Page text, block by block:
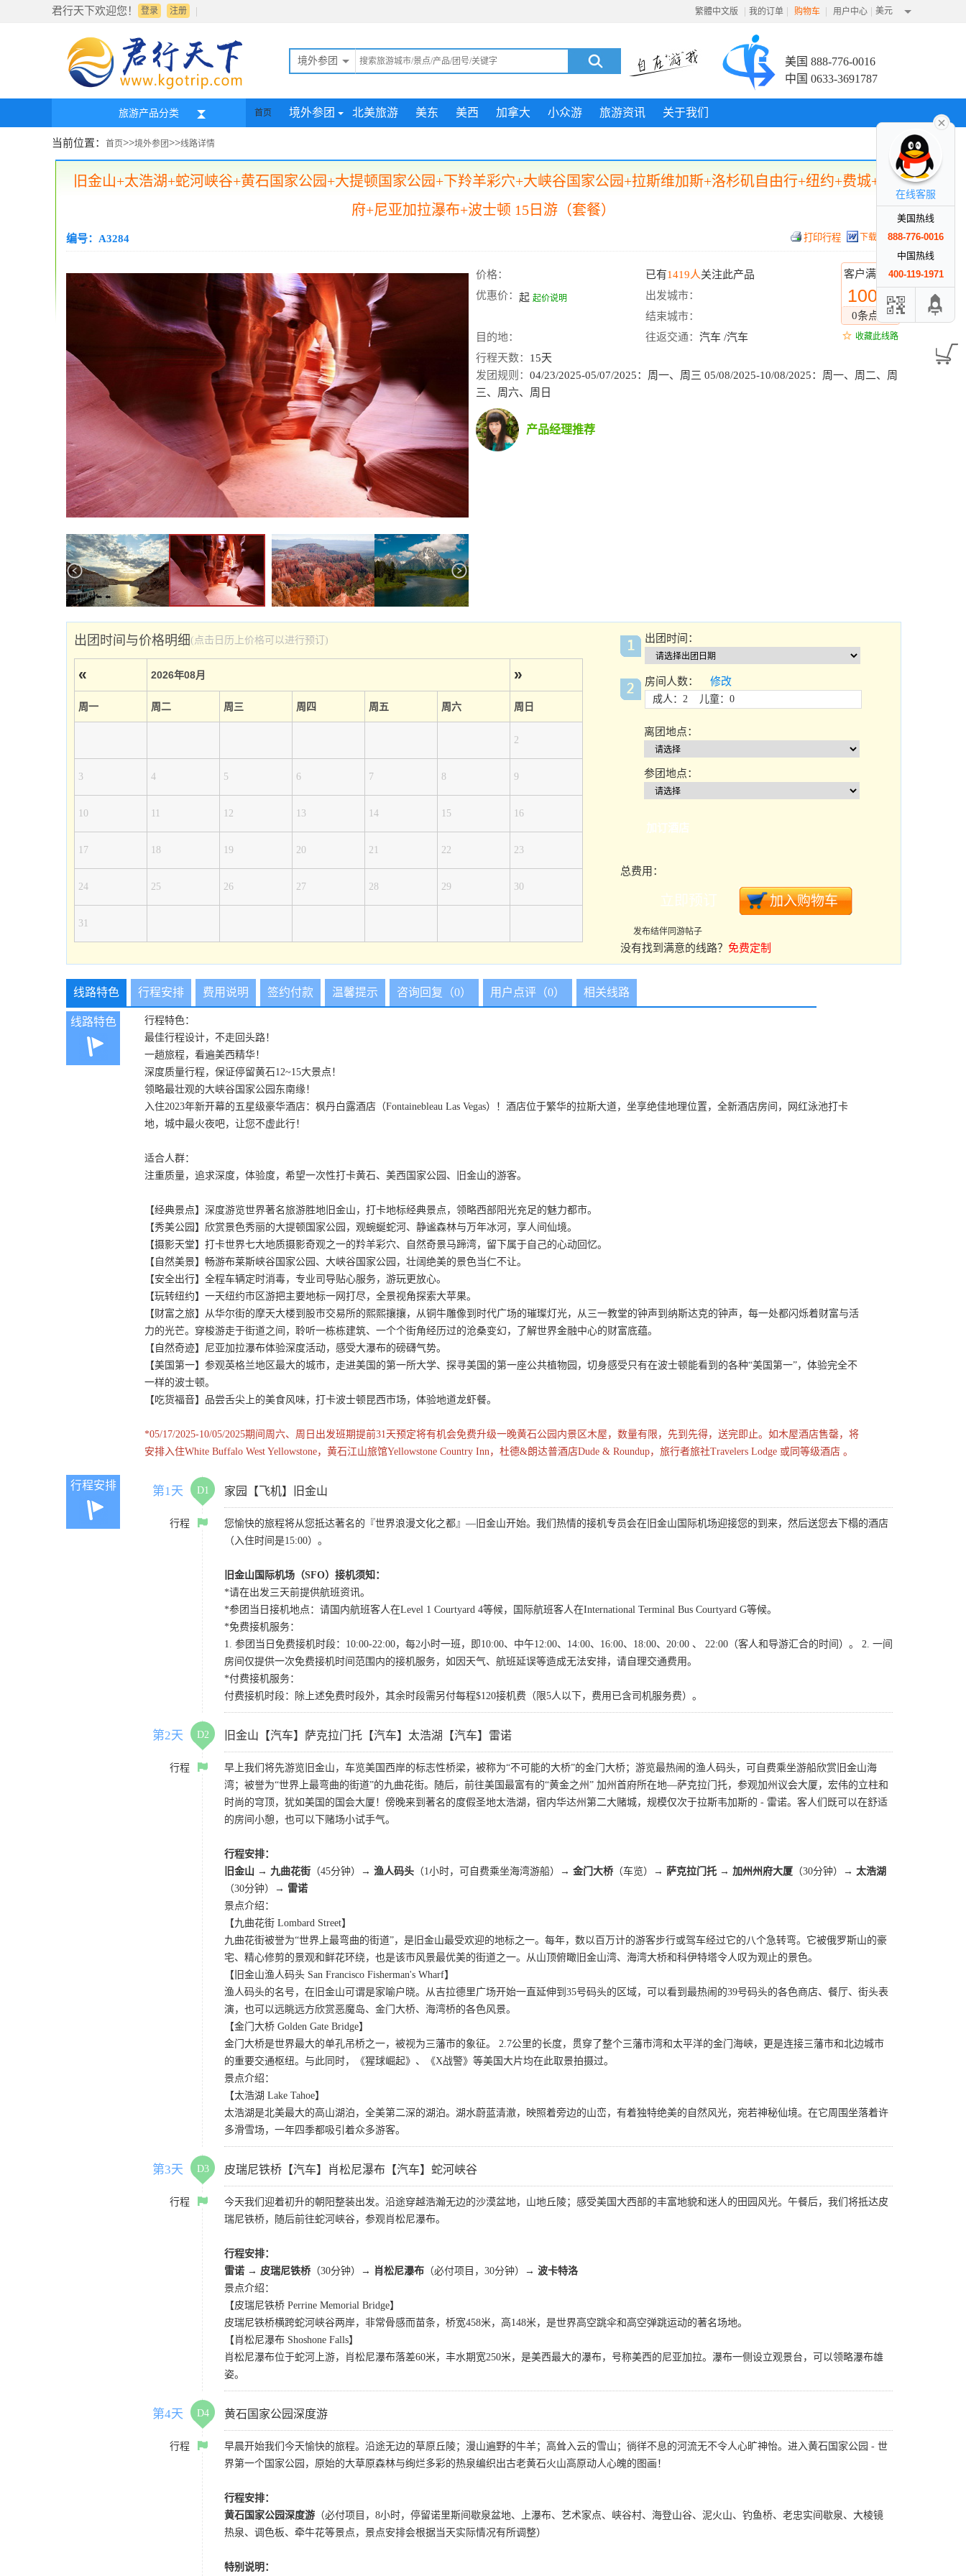
君行天下欢迎您！ 登录 |
注册 繁體中文版 | 我的订单 | 购物车 | 用户中心 | 美元
境外参团
美国 888-776-0016
中国 0633-3691787
旅游产品分类 首页 境外参团 北美旅游 美东 美西 加拿大 小众游 旅游资讯 关于我们
当前位置： 首页>>境外参团>>线路详情
旧金山+太浩湖+蛇河峡谷+黄石国家公园+大提顿国家公园+下羚羊彩穴+大峡谷国家公园+拉斯维加斯+洛杉矶自由行+纽约+费城+华
府+尼亚加拉瀑布+波士顿 15日游（套餐）
编号：A3284 下载行程
客户满意度
100%
0条点评
收藏此线路
价格： 已有1419人关注此产品
优惠价： 起 起价说明
出发城市：
结束城市：
目的地：
往返交通： 汽车 /汽车
行程天数： 15天
发团规则： 04/23/2025-05/07/2025：周一、周三 05/08/2025-10/08/2025：周一、周二、周
三、周六、周日
产品经理推荐
出团时间与价格明细(点击日历上价格可以进行预订)
« 2026年08月 »
周一 周二 周三 周四 周五 周六 周日
2
3 4 5 6 7 8 9
10 11 12 13 14 15 16
17 18 19 20 21 22 23
24 25 26 27 28 29 30
31
出团时间：
房间人数： 修改
成人：2 儿童：0
离团地点：
参团地点：
加订酒店
总费用：
发布结伴同游帖子
没有找到满意的线路？ 免费定制
线路特色 行程安排 费用说明 签约付款 温馨提示 咨询回复（0） 用户点评（0） 相关线路
线路特色
行程特色：
最佳行程设计，不走回头路！
一趟旅程，看遍美西精华！
深度质量行程，保证停留黄石12~15大景点！
领略最壮观的大峡谷国家公园东南缘！
入住2023年新开幕的五星级豪华酒店：枫丹白露酒店（Fontainebleau Las Vegas）！酒店位于繁华的拉斯大道，坐享绝佳地理位置，全新酒店房间，网红泳池打卡
地，城中最火夜吧，让您不虚此行！
适合人群：
注重质量，追求深度，体验度，希望一次性打卡黄石、美西国家公园、旧金山的游客。
【经典景点】深度游览世界著名旅游胜地旧金山，打卡地标经典景点，领略西部阳光充足的魅力都市。
【秀美公园】欣赏景色秀丽的大提顿国家公园，观蜿蜒蛇河、静谧森林与万年冰河，享人间仙境。
【摄影天堂】打卡世界七大地质摄影奇观之一的羚羊彩穴、自然奇景马蹄湾，留下属于自己的心动回忆。
【自然美景】畅游布莱斯峡谷国家公园、大峡谷国家公园，壮阔绝美的景色当仁不让。
【安全出行】全程车辆定时消毒，专业司导贴心服务，游玩更放心。
【玩转纽约】一天纽约市区游把主要地标一网打尽，全景视角探索大苹果。
【财富之旅】从华尔街的摩天大楼到股市交易所的熙熙攘攘，从铜牛雕像到时代广场的璀璨灯光，从三一教堂的钟声到纳斯达克的钟声，每一处都闪烁着财富与活
力的光芒。穿梭游走于街道之间，聆听一栋栋建筑、一个个街角经历过的沧桑变幻，了解世界金融中心的财富底蕴。
【自然奇迹】尼亚加拉瀑布体验深度活动，感受大瀑布的磅礴气势。
【美国第一】参观英格兰地区最大的城市，走进美国的第一所大学、探寻美国的第一座公共植物园，切身感受只有在波士顿能看到的各种“美国第一”，体验完全不
一样的波士顿。
【吃货福音】品尝舌尖上的美食风味，打卡波士顿昆西市场，体验地道龙虾餐。
*05/17/2025-10/05/2025期间周六、周日出发班期提前31天预定将有机会免费升级一晚黄石公园内景区木屋，数量有限，先到先得，送完即止。如木屋酒店售罄，将
安排入住White Buffalo West Yellowstone，黄石江山旅馆Yellowstone Country Inn，杜德&朗达普酒店Dude & Roundup，旅行者旅社Travelers Lodge 或同等级酒店 。
行程安排 第1天 D1 家园【飞机】旧金山
行程
您愉快的旅程将从您抵达著名的『世界浪漫文化之都』—旧金山开始。我们热情的接机专员会在旧金山国际机场迎接您的到来，然后送您去下榻的酒店
（入住时间是15:00）。
旧金山国际机场（SFO）接机须知：
*请在出发三天前提供航班资讯。
*参团当日接机地点：请国内航班客人在Level 1 Courtyard 4等候，国际航班客人在International Terminal Bus Courtyard G等候。
*免费接机服务：
1. 参团当日免费接机时段：10:00-22:00，每2小时一班，即10:00、中午12:00、14:00、16:00、18:00、20:00 、 22:00（客人和导游汇合的时间）。 2. 一间
房间仅提供一次免费接机时间范围内的接机服务，如因天气、航班延误等造成无法安排，请自理交通费用。
*付费接机服务：
付费接机时段：除上述免费时段外，其余时段需另付每程$120接机费（限5人以下，费用已含司机服务费）。
第2天 D2 旧金山【汽车】萨克拉门托【汽车】太浩湖【汽车】雷诺
行程
早上我们将先游览旧金山，车览美国西岸的标志性桥梁，被称为“不可能的大桥”的金门大桥；游览最热闹的渔人码头，可自费乘坐游船欣赏旧金山海
湾；被誉为“世界上最弯曲的街道”的九曲花街。随后，前往美国最富有的“黄金之州” 加州首府所在地—萨克拉门托，参观加州议会大厦，宏伟的立柱和
时尚的穹顶，犹如美国的国会大厦！傍晚来到著名的度假圣地太浩湖，宿内华达州第二大赌城，规模仅次于拉斯韦加斯的 - 雷诺。客人们既可以在舒适
的房间小憩，也可以下赌场小试手气。
行程安排：
旧金山 → 九曲花街 （45分钟）→ 渔人码头 （1小时，可自费乘坐海湾游船）→ 金门大桥 （车览）→ 萨克拉门托 → 加州州府大厦 （30分钟）→ 太浩湖
（30分钟）→ 雷诺
景点介绍：
【九曲花街 Lombard Street】
九曲花街被誉为“世界上最弯曲的街道”，是旧金山最受欢迎的地标之一。每年，数以百万计的游客步行或驾车经过它的八个急转弯。它被俄罗斯山的豪
宅、精心修剪的景观和鲜花环绕，也是该市风景最优美的街道之一。从山顶俯瞰旧金山湾、海湾大桥和科伊特塔令人叹为观止的景色。
【旧金山渔人码头 San Francisco Fisherman's Wharf】
渔人码头的名号，在旧金山可谓是家喻户晓。从吉拉德里广场开始一直延伸到35号码头的区域，可以看到最热闹的39号码头的各色商店、餐厅、街头表
演，也可以远眺远方欣赏恶魔岛、金门大桥、海湾桥的各色风景。
【金门大桥 Golden Gate Bridge】
金门大桥是世界最大的单孔吊桥之一，被视为三藩市的象征。 2.7公里的长度，贯穿了整个三藩市湾和太平洋的金门海峡，更是连接三藩市和北边城市
的重要交通枢纽。与此同时，《猩球崛起》、《X战警》等美国大片均在此取景拍摄过。
景点介绍：
【太浩湖 Lake Tahoe】
太浩湖是北美最大的高山湖泊，全美第二深的湖泊。湖水蔚蓝清澈，映照着旁边的山峦，有着独特绝美的自然风光，宛若神秘仙境。在它周围坐落着许
多滑雪场，一年四季都吸引着众多游客。
第3天 D3 皮瑞尼铁桥【汽车】肖松尼瀑布【汽车】蛇河峡谷
行程
今天我们迎着初升的朝阳整装出发。沿途穿越浩瀚无边的沙漠盆地，山地丘陵；感受美国大西部的丰富地貌和迷人的田园风光。午餐后，我们将抵达皮
瑞尼铁桥，随后前往蛇河峡谷，参观肖松尼瀑布。
行程安排：
雷诺 → 皮瑞尼铁桥 （30分钟） → 肖松尼瀑布 （必付项目，30分钟）
→ 波卡特洛
景点介绍：
【皮瑞尼铁桥 Perrine Memorial Bridge】
皮瑞尼铁桥横跨蛇河峡谷两岸，非常骨感而苗条，桥宽458米，高148米，是世界高空跳伞和高空弹跳运动的著名场地。
【肖松尼瀑布 Shoshone Falls】
肖松尼瀑布位于蛇河上游，肖松尼瀑布落差60米，丰水期宽250米，是美西最大的瀑布，号称美西的尼亚加拉。瀑布一侧设立观景台，可以领略瀑布雄
姿。
第4天 D4 黄石国家公园深度游
行程
早晨开始我们今天愉快的旅程。沿途无边的草原丘陵；漫山遍野的牛羊；高耸入云的雪山；徜徉不息的河流无不令人心旷神怡。进入黄石国家公园 - 世
界第一个国家公园，原始的大草原森林与绚烂多彩的热泉编织出古老黄石火山高原动人心魄的图画！
行程安排：
黄石国家公园深度游 （必付项目，8小时，停留诺里斯间歇泉盆地、上瀑布、艺术家点、峡谷村、海登山谷、泥火山、钓鱼桥、老忠实间歇泉、大棱镜
热泉、调色板、牵牛花等景点，景点安排会根据当天实际情况有所调整）
特别说明：
在线客服
美国热线
888-776-0016
中国热线
400-119-1971